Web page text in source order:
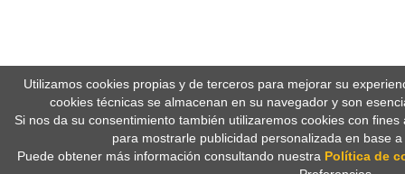
Utilizamos cookies propias y de terceros para mejorar su
cookies técnicas se almacenan en su navegador y son
Si nos da su consentimiento también utilizaremos cookies con
para mostrarle publicidad personalizada en base
Puede obtener más información consultando nuestra Política de